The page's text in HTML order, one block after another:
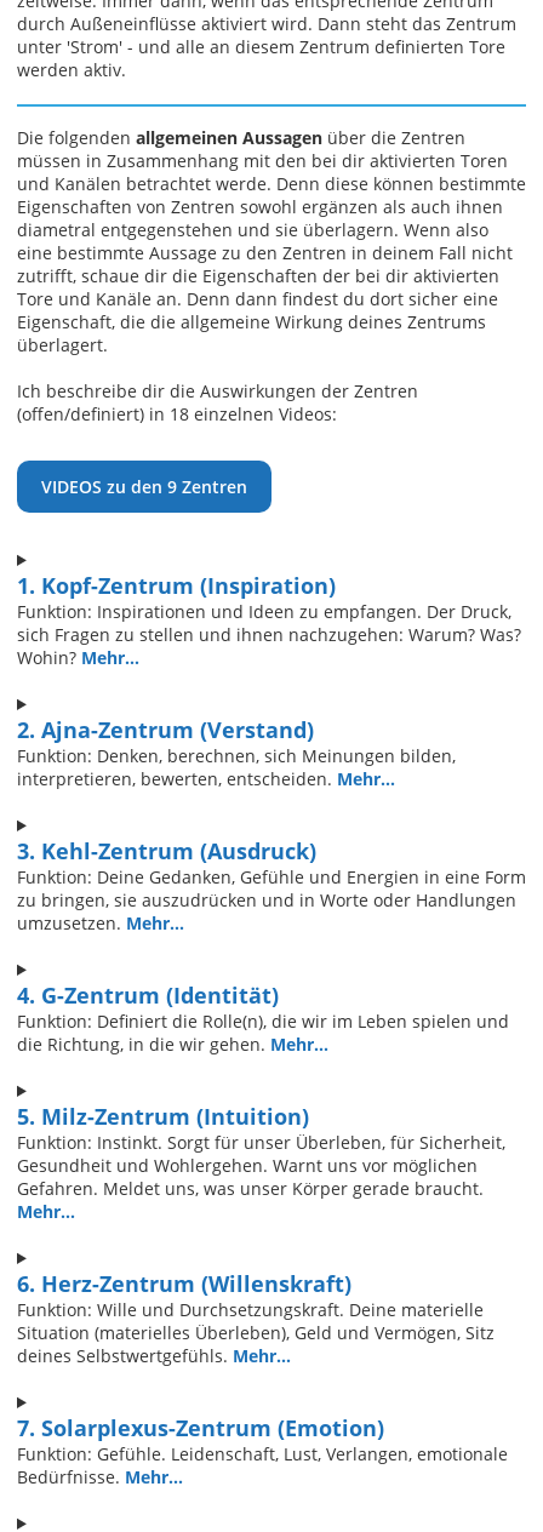
durch Außeneinflüsse aktiviert wird. Dann steht das Zentrum
unter 'Strom' - und alle an diesem Zentrum definierten Tore
werden aktiv.
Die folgenden allgemeinen Aussagen über die Zentren
müssen in Zusammenhang mit den bei dir aktivierten Toren
und Kanälen betrachtet werde. Denn diese können bestimmte
Eigenschaften von Zentren sowohl ergänzen als auch ihnen
diametral entgegenstehen und sie überlagern. Wenn also
eine bestimmte Aussage zu den Zentren in deinem Fall nicht
zutrifft, schaue dir die Eigenschaften der bei dir aktivierten
Tore und Kanäle an. Denn dann findest du dort sicher eine
Eigenschaft, die die allgemeine Wirkung deines Zentrums
überlagert.
Ich beschreibe dir die Auswirkungen der Zentren
(offen/definiert) in 18 einzelnen Videos:
VIDEOS zu den 9 Zentren
1. Kopf-Zentrum (Inspiration)
Funktion: Inspirationen und Ideen zu empfangen. Der Druck,
sich Fragen zu stellen und ihnen nachzugehen: Warum? Was?
Wohin? Mehr...
2. Ajna-Zentrum (Verstand)
Funktion: Denken, berechnen, sich Meinungen bilden,
interpretieren, bewerten, entscheiden. Mehr...
3. Kehl-Zentrum (Ausdruck)
Funktion: Deine Gedanken, Gefühle und Energien in eine Form
zu bringen, sie auszudrücken und in Worte oder Handlungen
umzusetzen. Mehr...
4. G-Zentrum (Identität)
Funktion: Definiert die Rolle(n), die wir im Leben spielen und
die Richtung, in die wir gehen. Mehr...
5. Milz-Zentrum (Intuition)
Funktion: Instinkt. Sorgt für unser Überleben, für Sicherheit,
Gesundheit und Wohlergehen. Warnt uns vor möglichen
Gefahren. Meldet uns, was unser Körper gerade braucht.
Mehr...
6. Herz-Zentrum (Willenskraft)
Funktion: Wille und Durchsetzungskraft. Deine materielle
Situation (materielles Überleben), Geld und Vermögen, Sitz
deines Selbstwertgefühls. Mehr...
7. Solarplexus-Zentrum (Emotion)
Funktion: Gefühle. Leidenschaft, Lust, Verlangen, emotionale
Bedürfnisse. Mehr...